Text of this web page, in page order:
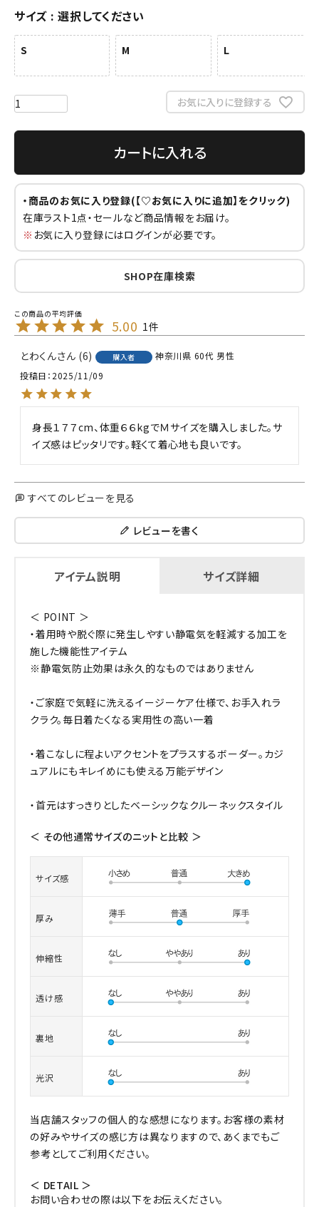
サイズ 選択してください
S M L
お気に入りに登録する
カートに入れる
・商品のお気に入り登録(【♡お気に入りに追加】をクリック)
在庫ラスト1点・セールなど商品情報をお届け。
※ お気に入り登録にはログインが必要です。
SHOP在庫検索
5.00 1
とわくん 6 購入者 神奈川県 60代 男性
投稿日 2025/11/09
身長１７７cm、体重６６kgでＭサイズを購入しました。サ
イズ感はピッタリです。軽くて着心地も良いです。
すべてのレビューを見る
レビューを書く
アイテム説明 サイズ詳細
＜ POINT ＞
・着用時や脱ぐ際に発生しやすい静電気を軽減する加工を
施した機能性アイテム
※静電気防止効果は永久的なものではありません
・ご家庭で気軽に洗えるイージーケア仕様で、お手入れラ
クラク。毎日着たくなる実用性の高い一着
・着こなしに程よいアクセントをプラスするボーダー。カジ
ュアルにもキレイめにも使える万能デザイン
・首元はすっきりとしたベーシックなクルーネックスタイル
＜ その他通常サイズのニットと比較 ＞
サイズ感
厚み
伸縮性
透け感
裏地
光沢
当店舗スタッフの個人的な感想になります。お客様の素材
の好みやサイズの感じ方は異なりますので、あくまでもご
参考としてご利用ください。
＜ DETAIL ＞
お問い合わせの際は以下をお伝えください。